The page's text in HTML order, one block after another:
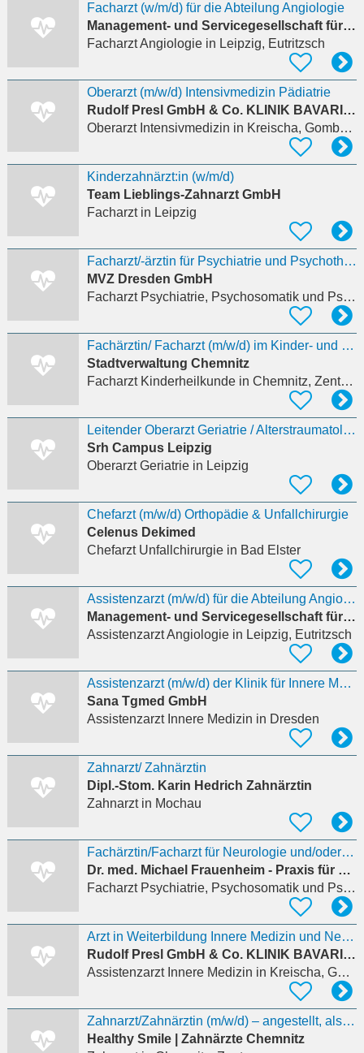
Facharzt (w/m/d) für die Abteilung Angiologie
Management- und Servicegesellschaft für soziale Einrichtungen mbH
Facharzt Angiologiein Leipzig, Eutritzsch
Oberarzt (m/w/d) Intensivmedizin Pädiatrie
Rudolf Presl GmbH & Co. KLINIK BAVARIA Rehabilitations KG
Oberarzt Intensivmedizin in Kreischa, Gombsen
Kinderzahnärzt:in (w/m/d)
Team Lieblings-Zahnarzt GmbH
Facharztin Leipzig
Facharzt/-ärztin für Psychiatrie und Psychotherapie im MVZ Dresden
MVZ Dresden GmbH
Facharzt Psychiatrie, Psychosomatik und Psychotherapie
Fachärztin/ Facharzt (m/w/d) im Kinder- und Jugendärztlichen Dienst (Kennziffer 53/08)
Stadtverwaltung Chemnitz
Facharzt Kinderheilkundein Chemnitz, Zentrum
Leitender Oberarzt Geriatrie / Alterstraumatologie (w m d)
Srh Campus Leipzig
Oberarzt Geriatriein Leipzig
Chefarzt (m/w/d) Orthopädie & Unfallchirurgie
Celenus Dekimed
Chefarzt Unfallchirurgiein Bad Elster
Assistenzarzt (m/w/d) für die Abteilung Angiologie im Krankenhaus
Management- und Servicegesellschaft für soziale Einrichtungen mbH
Assistenzarzt Angiologiein Leipzig, Eutritzsch
Assistenzarzt (m/w/d) der Klinik für Innere Medizin und Kardiologie
Sana Tgmed GmbH
Assistenzarzt Innere Medizin in Dresden
Zahnarzt/ Zahnärztin
Dipl.-Stom. Karin Hedrich Zahnärztin
Zahnarztin Mochau
Fachärztin/Facharzt für Neurologie und/oder Psychiatrie (m/w) gesucht
Dr. med. Michael Frauenheim - Praxis für Neurologie, Psychiatrie und Psychotherapie
Facharzt Psychiatrie, Psychosomatik und Psychotherapie
Arzt in Weiterbildung Innere Medizin und Nephrologie (m/w/d)
Rudolf Presl GmbH & Co. KLINIK BAVARIA Rehabilitations KG
Assistenzarzt Innere Medizin in Kreischa, Gombsen
Zahnarzt/Zahnärztin (m/w/d) – angestellt, als Entlastungsassistenz oder Vorbereitungsassistenz
Healthy Smile | Zahnärzte Chemnitz